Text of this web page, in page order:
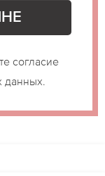
согласие
данных.